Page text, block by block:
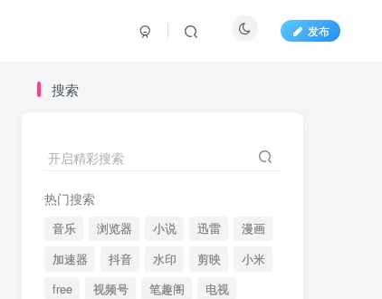
发布
搜索
开启精彩搜索
热门搜索
音乐 浏览器 小说 迅雷
漫画
加速器
抖音 水印 剪映
小米
free
视频号 笔趣阁
电视